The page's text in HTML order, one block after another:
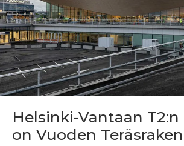
Helsinki-Vantaan
on Vuoden